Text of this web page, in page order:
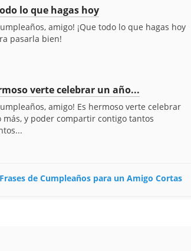
lo que hagas hoy
amigo! ¡Que todo lo que hagas hoy
pasarla bien!
verte celebrar un año...
amigo! Es hermoso verte celebrar
más, y poder compartir contigo tantos
de Cumpleaños para un Amigo Cortas